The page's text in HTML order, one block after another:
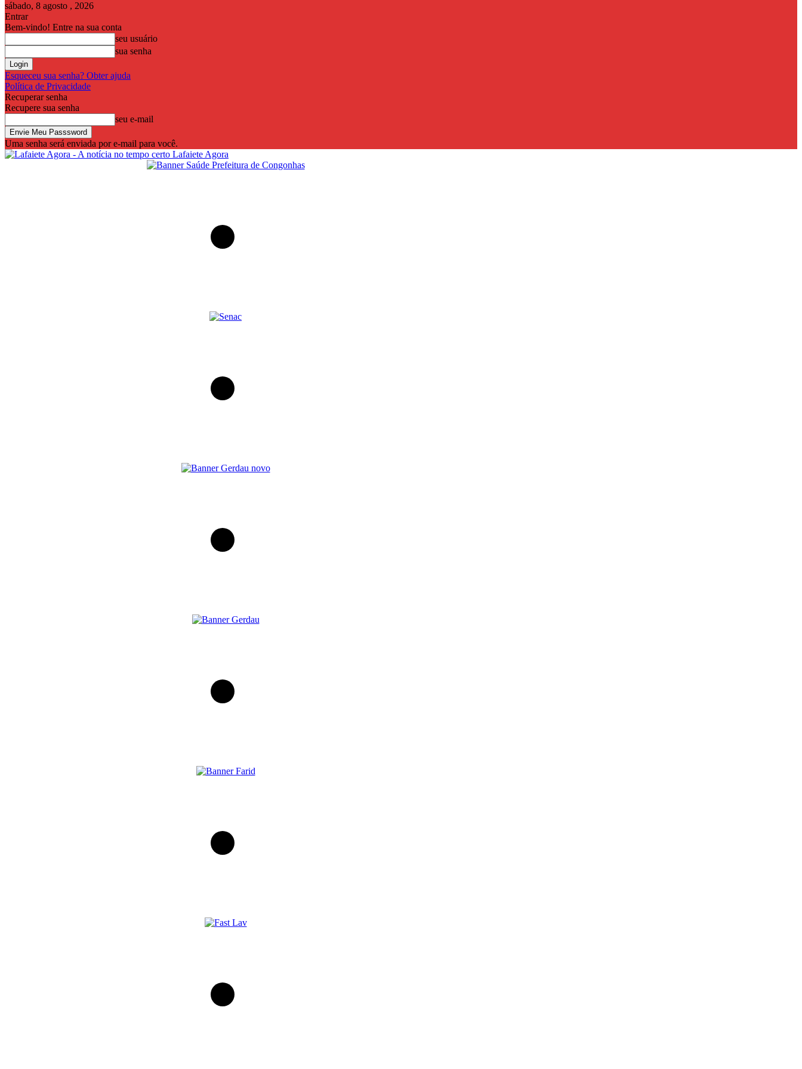
sábado, 8 agosto , 2026
Entrar
Bem-vindo! Entre na sua conta
seu usuário
sua senha
Esqueceu sua senha? Obter ajuda
Política de Privacidade
Recuperar senha
Recupere sua senha
seu e-mail
Uma senha será enviada por e-mail para você.
Lafaiete Agora